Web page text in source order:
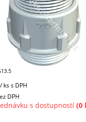
/ kss DPH
DPH
s dostupností (0